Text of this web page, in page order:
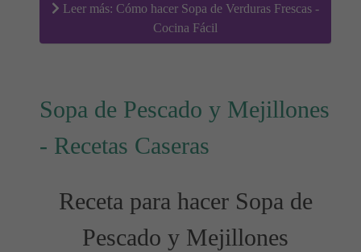
Leer más: Cómo hacer Sopa de Verduras Frescas -
Cocina Fácil
Sopa de Pescado y Mejillones
- Recetas Caseras
Receta para hacer Sopa de
Pescado y Mejillones